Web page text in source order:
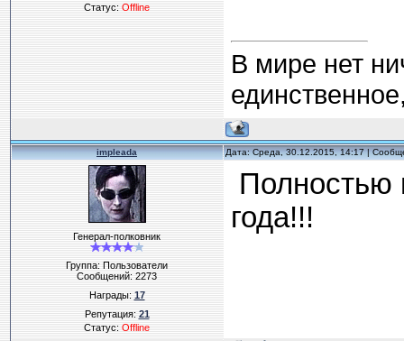
Статус:Offline
В мире нет
impleada Дата: Среда, 30.12.2015, 14:17 |
Генерал-полковник
Группа: Пользователи
Сообщений:2273
Награды:17
Репутация:21
Статус:Offline
Полностью
года!!!